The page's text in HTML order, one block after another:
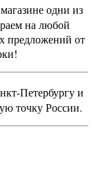
одни из
на любой
предложений от
Петербургу и
точку России.